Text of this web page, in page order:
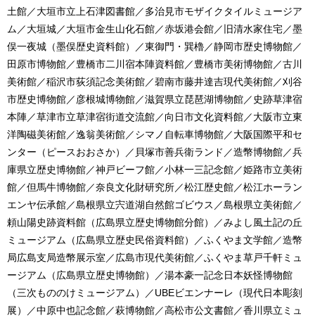
土館／大垣市立上石津図書館／多治見市モザイクタイルミュージア
ム／大垣城／大垣市金生山化石館／赤坂港会館／旧清水家住宅／墨
俣一夜城（墨俣歴史資料館）／東御門・巽櫓／静岡市歴史博物館／
田原市博物館／豊橋市二川宿本陣資料館／豊橋市美術博物館／古川
美術館／稲沢市荻須記念美術館／碧南市藤井達吉現代美術館／刈谷
市歴史博物館／彦根城博物館／滋賀県立琵琶湖博物館／史跡草津宿
本陣／草津市立草津宿街道交流館／向日市文化資料館／大阪市立東
洋陶磁美術館／逸翁美術館／シマノ自転車博物館／大阪国際平和セ
ンター（ピースおおさか）／貝塚市善兵衛ランド／造幣博物館／兵
庫県立歴史博物館／神戸ビーフ館／小林一三記念館／姫路市立美術
館／但馬牛博物館／奈良文化財研究所／松江歴史館／松江ホーラン
エンヤ伝承館／島根県立宍道湖自然館ゴビウス／島根県立美術館／
頼山陽史跡資料館（広島県立歴史博物館分館）／みよし風土記の丘
ミュージアム（広島県立歴史民俗資料館）／ふくやま文学館／造幣
局広島支局造幣展示室／広島市現代美術館／ふくやま草戸千軒ミュ
ージアム（広島県立歴史博物館）／湯本豪一記念日本妖怪博物館
（三次もののけミュージアム）／UBEビエンナーレ（現代日本彫刻
展）／中原中也記念館／萩博物館／高松市公文書館／香川県立ミュ